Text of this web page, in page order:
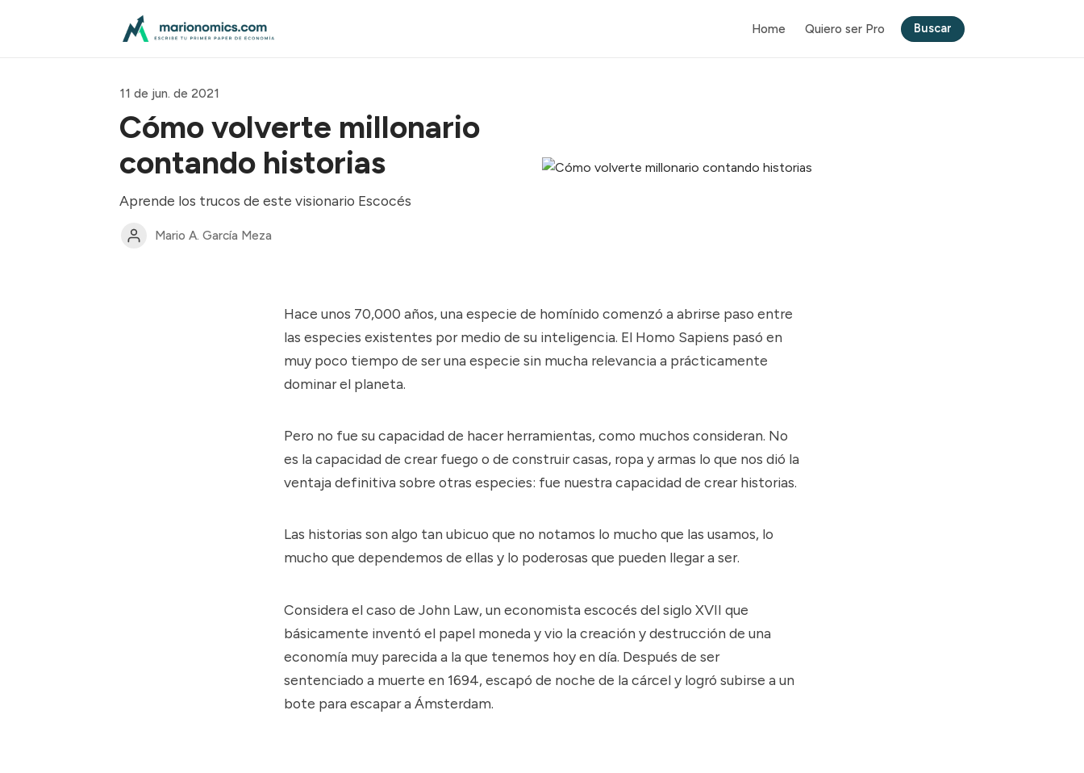
Home Quiero ser Pro Buscar
11 de jun. de 2021
Cómo volverte millonario
contando historias
Aprende los trucos de este visionario Escocés
Mario A. García Meza
Hace unos 70,000 años, una especie de homínido comenzó a abrirse paso entre
las especies existentes por medio de su inteligencia. El Homo Sapiens pasó en
muy poco tiempo de ser una especie sin mucha relevancia a prácticamente
dominar el planeta.
Pero no fue su capacidad de hacer herramientas, como muchos consideran. No
es la capacidad de crear fuego o de construir casas, ropa y armas lo que nos dió la
ventaja definitiva sobre otras especies: fue nuestra capacidad de crear historias.
Las historias son algo tan ubicuo que no notamos lo mucho que las usamos, lo
mucho que dependemos de ellas y lo poderosas que pueden llegar a ser.
Considera el caso de John Law, un economista escocés del siglo XVII que
básicamente inventó el papel moneda y vio la creación y destrucción de una
economía muy parecida a la que tenemos hoy en día. Después de ser
sentenciado a muerte en 1694, escapó de noche de la cárcel y logró subirse a un
bote para escapar a Ámsterdam.